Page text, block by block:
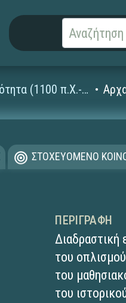
Αρχαιότητα (1100 π.Χ.- 4ος μ.Χ. αι.)
ΣΤΟΧΕΥΟΜΕΝΟ
ΠΕΡΙΓΡΑΦΉ
Διαδραστική
του
του
του